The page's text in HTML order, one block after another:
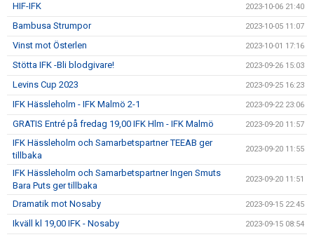
HIF-IFK 2023-10-06 21:40
Bambusa Strumpor 2023-10-05 11:07
Vinst mot Österlen 2023-10-01 17:16
Stötta IFK -Bli blodgivare! 2023-09-26 15:03
Levins Cup 2023 2023-09-25 16:23
IFK Hässleholm - IFK Malmö 2-1 2023-09-22 23:06
GRATIS Entré på fredag 19,00 IFK Hlm - IFK Malmö 2023-09-20 11:57
IFK Hässleholm och Samarbetspartner TEEAB ger
tillbaka
2023-09-20 11:55
IFK Hässleholm och Samarbetspartner Ingen Smuts
Bara Puts ger tillbaka
2023-09-20 11:51
Dramatik mot Nosaby 2023-09-15 22:45
Ikväll kl 19,00 IFK - Nosaby 2023-09-15 08:54